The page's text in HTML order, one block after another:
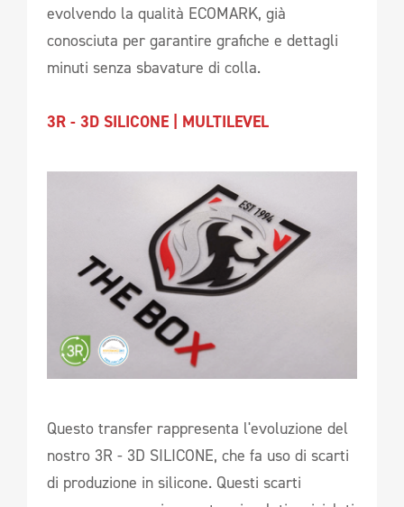
evolvendo la qualità ECOMARK, già
conosciuta per garantire grafiche e dettagli
minuti senza sbavature di colla.
3R - 3D SILICONE | MULTILEVEL
Questo transfer rappresenta l'evoluzione del
nostro 3R - 3D SILICONE, che fa uso di scarti
di produzione in silicone. Questi scarti